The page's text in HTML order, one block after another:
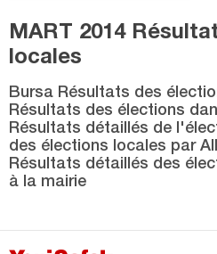
MART 2014
locales
Bursa Résultats des
Résultats des élections
Résultats détaillés de
des élections locales par
Résultats détaillés des
à la mairie